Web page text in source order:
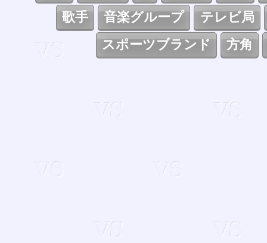
歌手
音楽グループ
テレビ局
スポーツブランド
方角